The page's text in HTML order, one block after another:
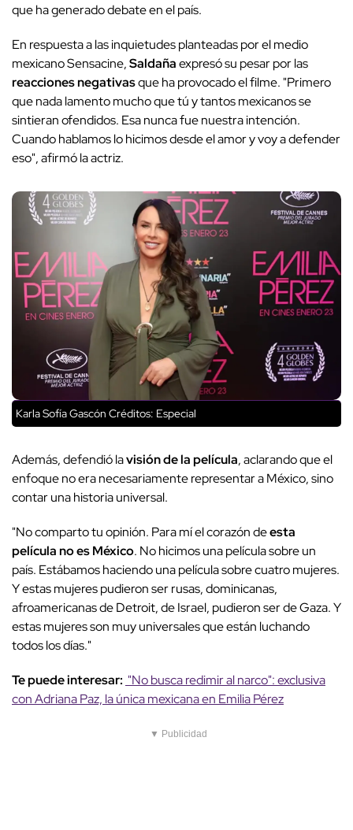
que ha generado debate en el país.
En respuesta a las inquietudes planteadas por el medio
mexicano Sensacine,Saldañaexpresó su pesar por las
reacciones negativasque ha provocado el filme. "Primero
que nada lamento mucho que tú y tantos mexicanos se
sintieran ofendidos. Esa nunca fue nuestra intención.
Cuando hablamos lo hicimos desde el amor y voy a defender
eso", afirmó la actriz.
Karla Sofía Gascón Créditos: Especial
Además, defendió lavisión de la película, aclarando que el
enfoque no era necesariamente representar a México, sino
contar una historia universal.
"No comparto tu opinión. Para mí el corazón deesta
película no es México. No hicimos una película sobre un
país. Estábamos haciendo una película sobre cuatro mujeres.
Y estas mujeres pudieron ser rusas, dominicanas,
afroamericanas de Detroit, de Israel, pudieron ser de Gaza. Y
estas mujeres son muy universales que están luchando
todos los días."
Te puede interesar: "No busca redimir al narco": exclusiva
con Adriana Paz, la única mexicana en Emilia Pérez
▼ Publicidad